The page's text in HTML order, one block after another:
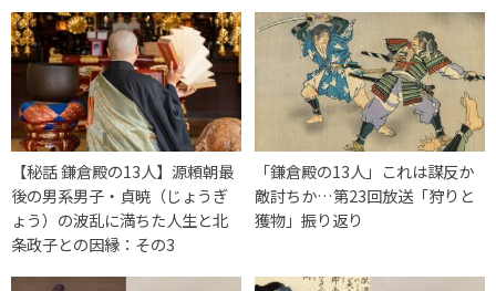
【秘話 鎌倉殿の13人】源頼朝最
後の男系男子・貞暁（じょうぎ
ょう）の波乱に満ちた人生と北
条政子との因縁：その3
「鎌倉殿の13人」これは謀反か
敵討ちか…第23回放送「狩りと
獲物」振り返り